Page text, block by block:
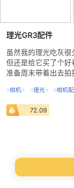
理光GR3配件
虽然我的理光吃灰很
但还是给它买了个好
准备周末带着出去拍
#相机# #理光# #相机
72.09